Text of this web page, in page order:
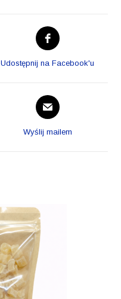
Opens
in
new
Udostępnij na Facebook'u
Opens
in
new
Wyślij mailem